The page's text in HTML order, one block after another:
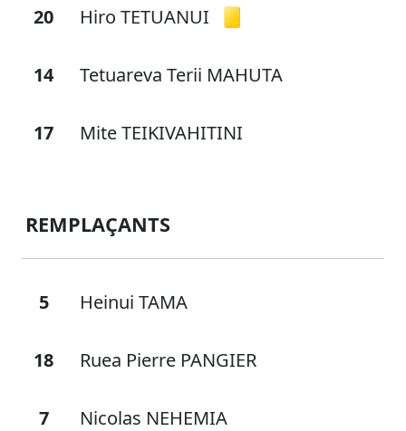
20 Hiro TETUANUI
14 Tetuareva Terii MAHUTA
17 Mite TEIKIVAHITINI
REMPLAÇANTS
5 Heinui TAMA
18 Ruea Pierre PANGIER
7 Nicolas NEHEMIA